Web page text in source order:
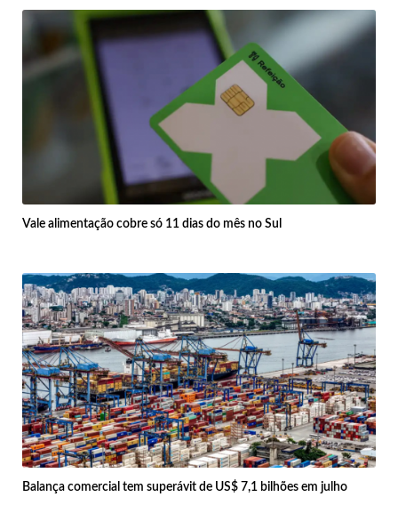
Vale alimentação cobre só 11 dias do mês no Sul
Balança comercial tem superávit de US$ 7,1 bilhões em julho